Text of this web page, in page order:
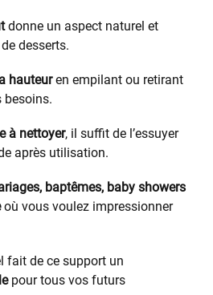
donne un aspect naturel et
desserts.
hauteuren empilant ou retirant
besoins.
à nettoyer, il suffit de l’essuyer
après utilisation.
baptêmes, baby showers
où vous voulez impressionner
fait de ce support un
pour tous vos futurs